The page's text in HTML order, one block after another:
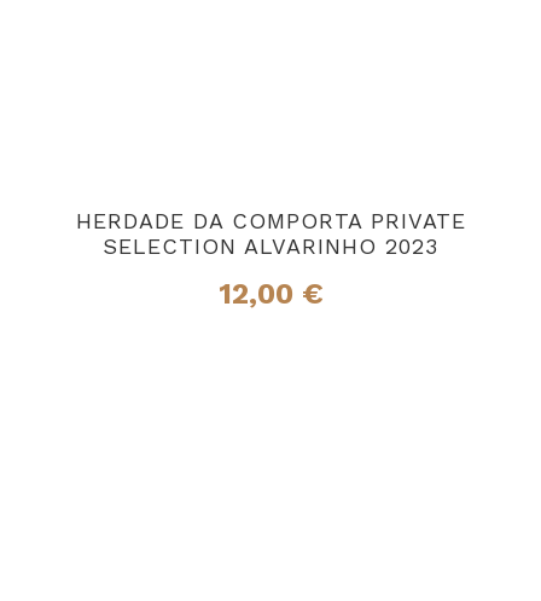
HERDADE DA COMPORTA PRIVATE
SELECTION ALVARINHO 2023
12,00 €